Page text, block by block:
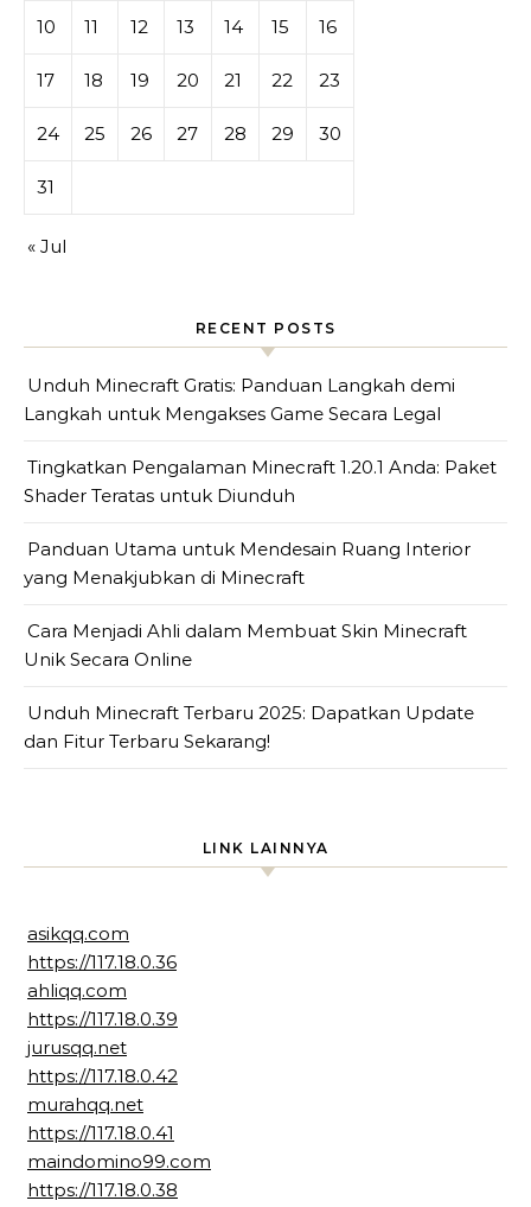
10 11 12 13 14 15 16
17 18 19 20 21 22 23
24 25 26 27 28 29 30
31
« Jul
RECENT POSTS
Unduh Minecraft Gratis: Panduan Langkah demi
Langkah untuk Mengakses Game Secara Legal
Tingkatkan Pengalaman Minecraft 1.20.1 Anda: Paket
Shader Teratas untuk Diunduh
Panduan Utama untuk Mendesain Ruang Interior
yang Menakjubkan di Minecraft
Cara Menjadi Ahli dalam Membuat Skin Minecraft
Unik Secara Online
Unduh Minecraft Terbaru 2025: Dapatkan Update
dan Fitur Terbaru Sekarang!
LINK LAINNYA
asikqq.com
https://117.18.0.36
ahliqq.com
https://117.18.0.39
jurusqq.net
https://117.18.0.42
murahqq.net
https://117.18.0.41
maindomino99.com
https://117.18.0.38